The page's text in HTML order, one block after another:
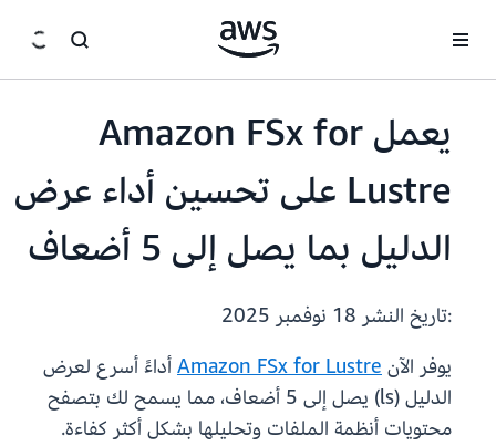
يعمل Amazon FSx for
Lustre على تحسين أداء عرض
الدليل بما يصل إلى 5 أضعاف
:تاريخ النشر
يوفر الآنAmazon FSx for Lustreأداءً أسرع لعرض
الدليل (ls) يصل إلى 5 أضعاف، مما يسمح لك بتصفح
محتويات أنظمة الملفات وتحليلها بشكل أكثر كفاءة.